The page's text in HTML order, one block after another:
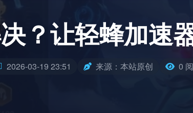
？让轻蜂加速
2026-03-19 23:51 来源：本站原创 0